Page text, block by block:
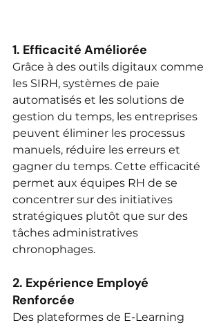
1. Efficacité Améliorée
Grâce à des outils digitaux comme
les SIRH, systèmes de paie
automatisés et les solutions de
gestion du temps, les entreprises
peuvent éliminer les processus
manuels, réduire les erreurs et
gagner du temps. Cette efficacité
permet aux équipes RH de se
concentrer sur des initiatives
stratégiques plutôt que sur des
tâches administratives
chronophages.
2. Expérience Employé
Renforcée
Des plateformes de E-Learning